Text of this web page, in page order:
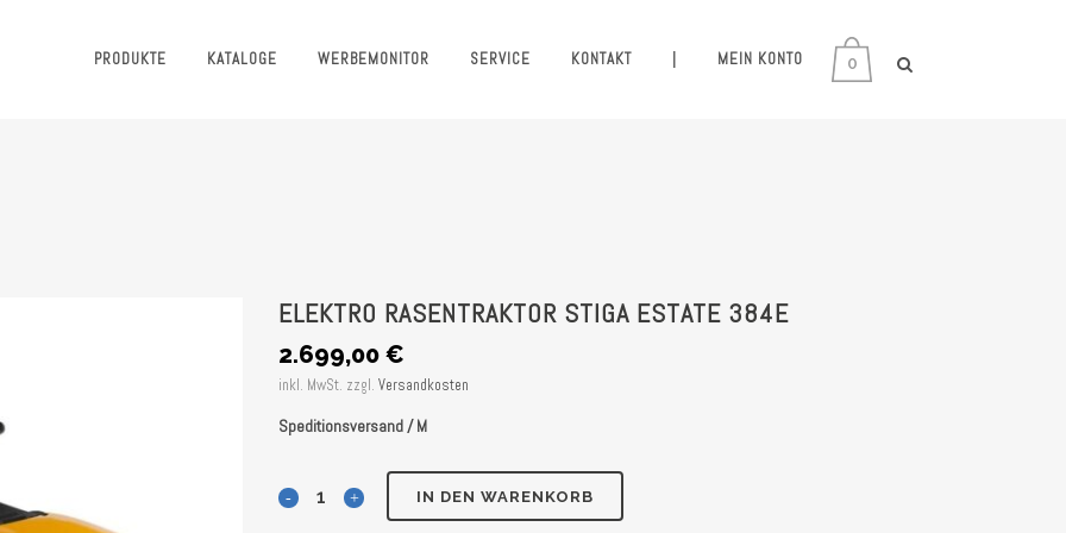
0
PRODUKTE KATALOGE WERBEMONITOR SERVICE KONTAKT MEIN KONTO
ELEKTRO RASENTRAKTOR STIGA ESTATE 384E
2.699,00 €
inkl. MwSt. zzgl. Versandkosten
Speditionsversand / M
Elektro IN DEN WARENKORB